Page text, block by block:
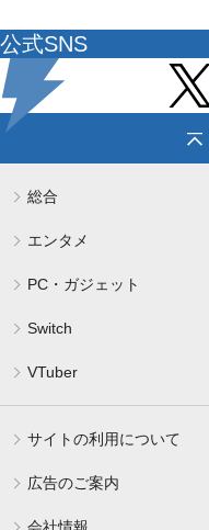
公式SNS
総合
エンタメ
PC・ガジェット
Switch
VTuber
サイトの利用について
広告のご案内